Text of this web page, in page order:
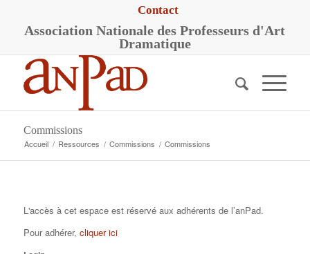
Contact
AssociationNationale desProfesseurs d'Art
Dramatique
Commissions
Accueil / Ressources / Commissions / Commissions
L'accès à cet espace est réservé aux adhérents de l’anPad.
Pour adhérer, cliquer ici